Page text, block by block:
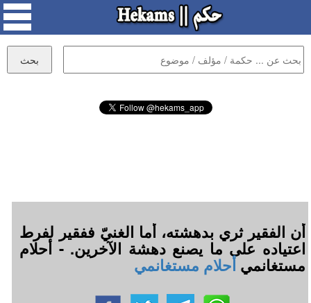
أن الفقير ثري بدهشته، أما الغنيّ ففقير لفرط
اعتياده على ما يصنع دهشة الآخرين. - أحلام
مستغانميأحلام مستغانمي